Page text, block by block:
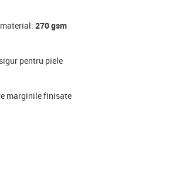
270 gsm
pentru piele
marginile finisate